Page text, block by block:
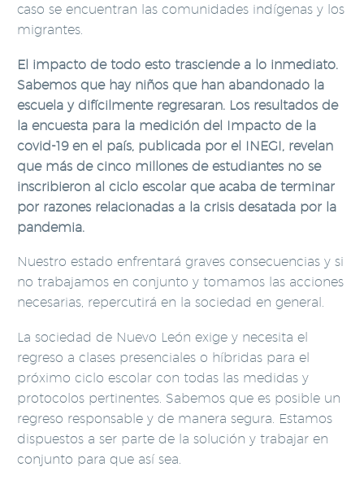
caso se encuentran las comunidades indígenas y los
migrantes.
El impacto de todo esto trasciende a lo inmediato.
Sabemos que hay niños que han abandonado la
escuela y difícilmente regresaran. Los resultados de
la encuesta para la medición del Impacto de la
covid-19 en el país, publicada por el INEGI, revelan
que más de cinco millones de estudiantes no se
inscribieron al ciclo escolar que acaba de terminar
por razones relacionadas a la crisis desatada por la
pandemia.
Nuestro estado enfrentará graves consecuencias y si
no trabajamos en conjunto y tomamos las acciones
necesarias, repercutirá en la sociedad en general.
La sociedad de Nuevo León exige y necesita el
regreso a clases presenciales o híbridas para el
próximo ciclo escolar con todas las medidas y
protocolos pertinentes. Sabemos que es posible un
regreso responsable y de manera segura. Estamos
dispuestos a ser parte de la solución y trabajar en
conjunto para que así sea.